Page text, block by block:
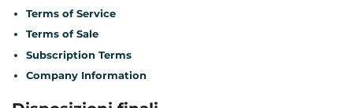
Terms of Service
Terms of Sale
Subscription Terms
Company Information